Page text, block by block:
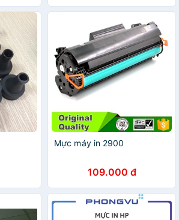
Mực máy in 2900
109.000 đ